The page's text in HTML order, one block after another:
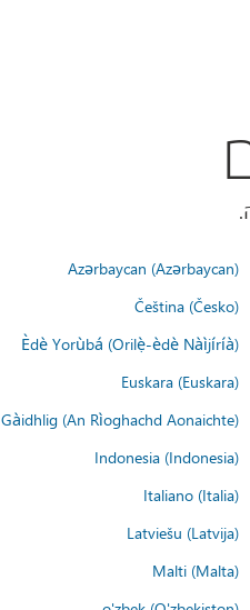
Azərbaycan (Azərbaycan)
Čeština (Česko)
Èdè Yorùbá (Orilẹ̀-èdè Nàìjíríà)
Euskara (Euskara)
Gàidhlig (An Rìoghachd Aonaichte)
Indonesia (Indonesia)
Italiano (Italia)
Latviešu (Latvija)
Malti (Malta)